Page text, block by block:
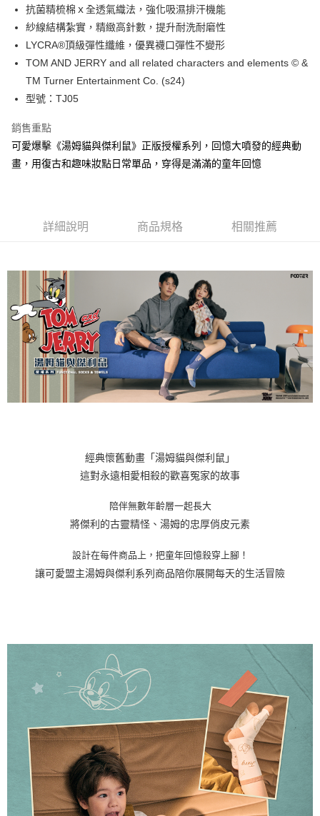
運送方式
付款後全家取貨
每筆NT$100，滿NT$1,500(含以上)免運費
7-11取貨付款
每筆NT$100，滿NT$1,500(含以上)免運費
每筆NT$150，滿NT$1,500(含以上)免運費
抗菌精梳棉ｘ全透氣織法，強化吸濕排汗機能
紗線結構紮實，精緻高針數，提升耐洗耐磨性
LYCRA®頂級彈性纖維，優異襪口彈性不變形
TOM AND JERRY and all related characters and elements © &
TM Turner Entertainment Co. (s24)
型號：TJ05
銷售重點
可愛爆擊《湯姆貓與傑利鼠》正版授權系列，回憶大噴發的經典動
畫，用復古和趣味妝點日常單品，穿得是滿滿的童年回憶
詳細說明 商品規格 相關推薦
經典懷舊動畫「湯姆貓與傑利鼠」
這對永遠相愛相殺的歡喜冤家的故事
陪伴無數年齡層一起長大
將傑利的古靈精怪、湯姆的忠厚俏皮元素
設計在每件商品上，把童年回憶殺穿上腳！
讓可愛盟主湯姆與傑利系列商品陪你展開每天的生活冒險